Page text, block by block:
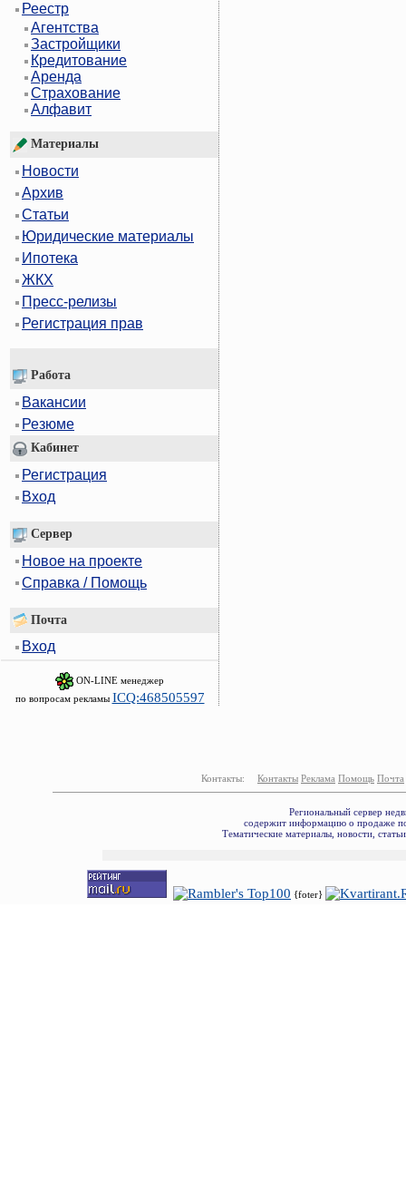
Реестр
Агентства
Застройщики
Кредитование
Аренда
Страхование
Алфавит
Материалы
Новости
Архив
Статьи
Юридические материалы
Ипотека
ЖКХ
Пресс-релизы
Регистрация прав
Работа
Вакансии
Резюме
Кабинет
Регистрация
Вход
Сервер
Новое на проекте
Справка / Помощь
Почта
Вход
ON-LINE менеджер
по вопросам рекламы ICQ:468505597
Контакты: Контакты Реклама Помощь Почта
Региональный сервер
содержит информацию о продаже
Тематические материалы, новости,
{foter}